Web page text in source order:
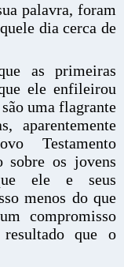
palavra, foram
dia cerca de
as primeiras
ele enfileirou
uma flagrante
aparentemente
Testamento
sobre os jovens
ele e seus
menos do que
compromisso
que o